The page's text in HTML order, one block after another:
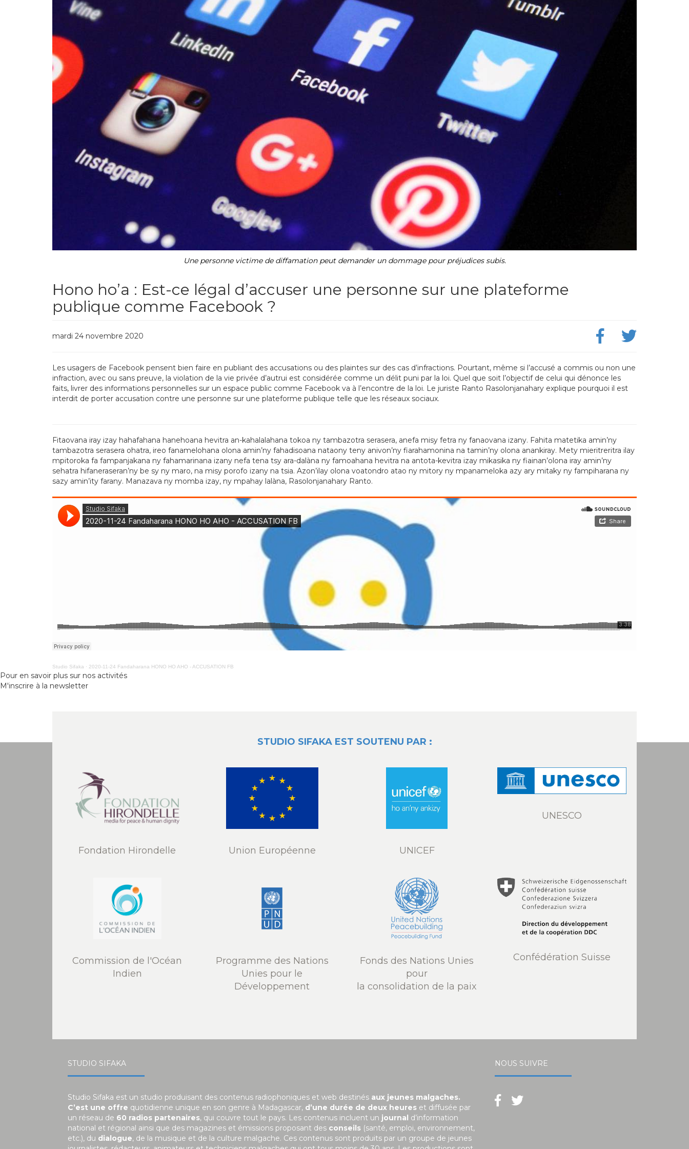
Une personne victime de diffamation peut demander un dommage pour préjudices subis.
Hono ho’a : Est-ce légal d’accuser une personne sur une plateforme
publique comme Facebook ?
mardi 24 novembre 2020
Les usagers de Facebook pensent bien faire en publiant des accusations ou des plaintes sur des cas d’infractions. Pourtant, même si l’accusé a commis ou non une
infraction, avec ou sans preuve, la violation de la vie privée d’autrui est considérée comme un délit puni par la loi. Quel que soit l’objectif de celui qui dénonce les
faits, livrer des informations personnelles sur un espace public comme Facebook va à l’encontre de la loi. Le juriste Ranto Rasolonjanahary explique pourquoi il est
interdit de porter accusation contre une personne sur une plateforme publique telle que les réseaux sociaux.
Fitaovana iray izay hahafahana hanehoana hevitra an-kahalalahana tokoa ny tambazotra serasera, anefa misy fetra ny fanaovana izany. Fahita matetika amin’ny
tambazotra serasera ohatra, ireo fanamelohana olona amin’ny fahadisoana nataony teny anivon’ny fiarahamonina na tamin’ny olona anankiray. Mety mieritreritra ilay
mpitoroka fa fampanjakana ny fahamarinana izany nefa tena tsy ara-dalàna ny famoahana hevitra na antota-kevitra izay mikasika ny fiainan’olona iray amin’ny
sehatra hifaneraseran’ny be sy ny maro, na misy porofo izany na tsia. Azon’ilay olona voatondro atao ny mitory ny mpanameloka azy ary mitaky ny fampiharana ny
sazy amin’ity farany. Manazava ny momba izay, ny mpahay lalàna, Rasolonjanahary Ranto.
Studio Sifaka · 2020-11-24 Fandaharana HONO HO AHO - ACCUSATION FB
Pour en savoir plus sur nos activités
M'inscrire à la newsletter
STUDIO SIFAKA EST SOUTENU PAR :
Fondation Hirondelle Union Européenne UNICEF
UNESCO
Commission de l'Océan
Indien
Programme des Nations
Unies pour le
Développement
Fonds des Nations Unies
pour
la consolidation de la paix
Confédération Suisse
STUDIO SIFAKA
Studio Sifaka est un studio produisant des contenus radiophoniques et web destinés aux jeunes malgaches.
C’est une offre quotidienne unique en son genre à Madagascar, d’une durée de deux heures et diffusée par
un réseau de 60 radios partenaires, qui couvre tout le pays. Les contenus incluent un journal d’information
national et régional ainsi que des magazines et émissions proposant des conseils (santé, emploi, environnement,
etc.), du dialogue, de la musique et de la culture malgache. Ces contenus sont produits par un groupe de jeunes
NOUS SUIVRE